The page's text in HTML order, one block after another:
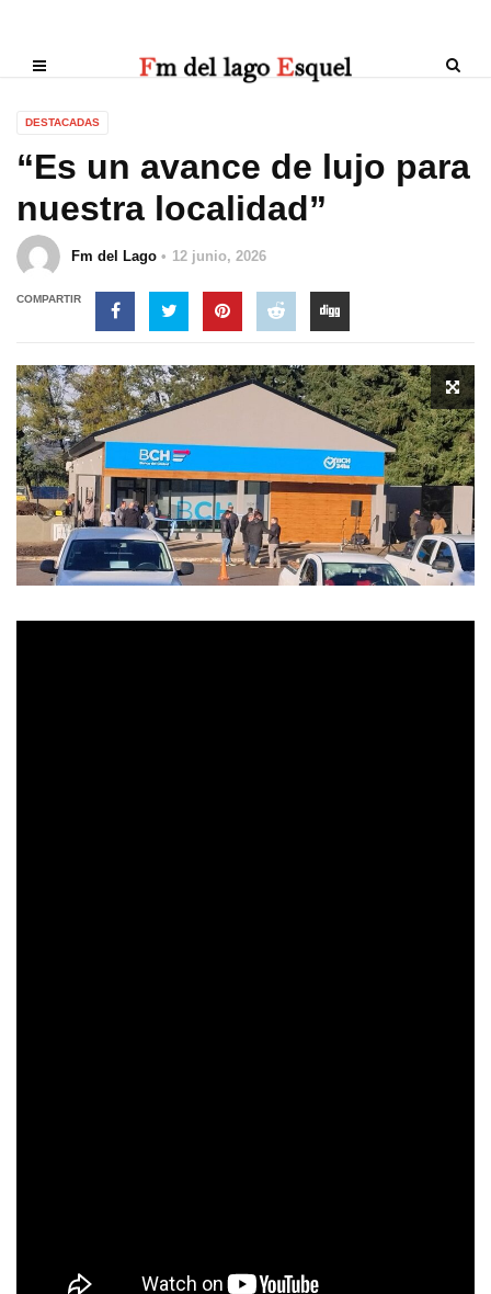
DESTACADAS
“Es un avance de lujo para
nuestra localidad”
Fm del Lago 12 junio, 2026
COMPARTIR